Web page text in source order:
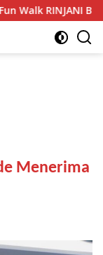
BI NTB
Menerima